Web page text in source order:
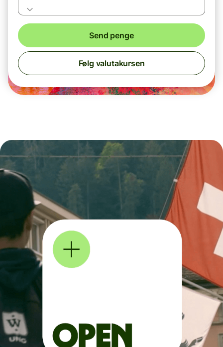
Send penge
Følg valutakursen